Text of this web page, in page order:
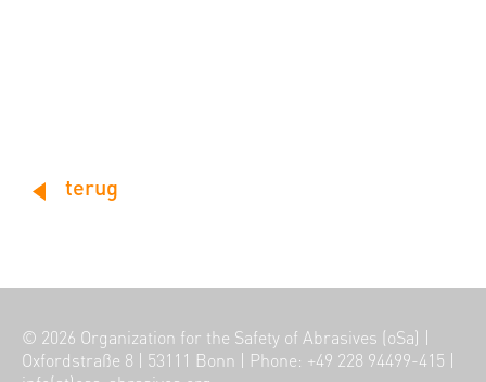
terug
© 2026 Organization for the Safety of Abrasives (oSa) |
Oxfordstraße 8 | 53111 Bonn | Phone: +49 228 94499-415 |